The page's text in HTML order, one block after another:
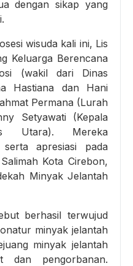
dengan sikap yang
wisuda kali ini, Lis
Keluarga Berencana
(wakil dari Dinas
Hastiana dan Hani
Permana (Lurah
Setyawati (Kepala
Utara). Mereka
apresiasi pada
Kota Cirebon,
Minyak Jelantah
berhasil terwujud
minyak jelantah
minyak jelantah
dan pengorbanan.